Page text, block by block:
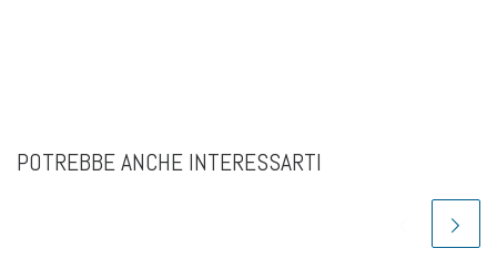
POTREBBE ANCHE INTERESSARTI